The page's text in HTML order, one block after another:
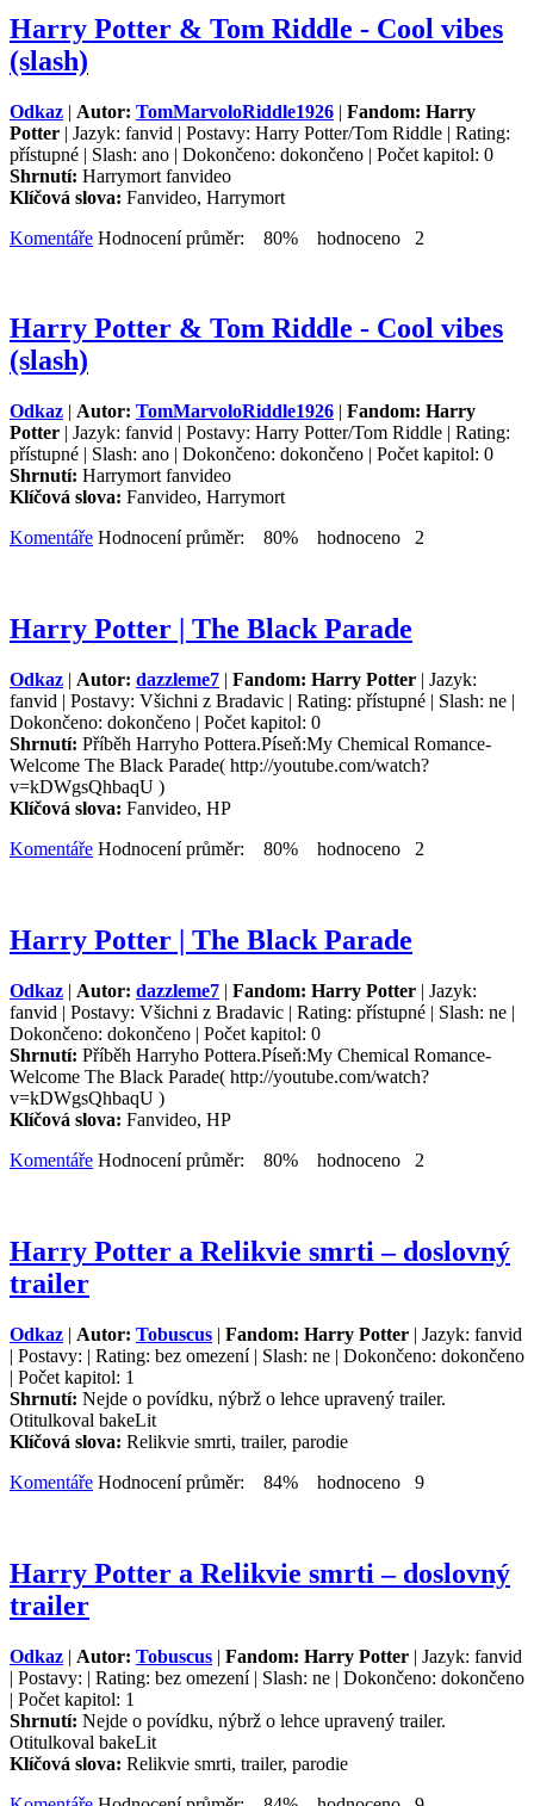
Harry Potter & Tom Riddle - Cool vibes
(slash)
Odkaz | Autor: TomMarvoloRiddle1926 | Fandom: Harry
Potter | Jazyk: fanvid | Postavy: Harry Potter/Tom Riddle | Rating:
přístupné | Slash: ano | Dokončeno: dokončeno | Počet kapitol: 0
Shrnutí: Harrymort fanvideo
Klíčová slova: Fanvideo, Harrymort
Komentáře Hodnocení průměr: 80% hodnoceno 2
Harry Potter & Tom Riddle - Cool vibes
(slash)
Odkaz | Autor: TomMarvoloRiddle1926 | Fandom: Harry
Potter | Jazyk: fanvid | Postavy: Harry Potter/Tom Riddle | Rating:
přístupné | Slash: ano | Dokončeno: dokončeno | Počet kapitol: 0
Shrnutí: Harrymort fanvideo
Klíčová slova: Fanvideo, Harrymort
Komentáře Hodnocení průměr: 80% hodnoceno 2
Harry Potter | The Black Parade
Odkaz | Autor: dazzleme7 | Fandom: Harry Potter | Jazyk:
fanvid | Postavy: Všichni z Bradavic | Rating: přístupné | Slash: ne |
Dokončeno: dokončeno | Počet kapitol: 0
Shrnutí: Příběh Harryho Pottera.Píseň:My Chemical Romance-
Welcome The Black Parade( http://youtube.com/watch?
v=kDWgsQhbaqU )
Klíčová slova: Fanvideo, HP
Komentáře Hodnocení průměr: 80% hodnoceno 2
Harry Potter | The Black Parade
Odkaz | Autor: dazzleme7 | Fandom: Harry Potter | Jazyk:
fanvid | Postavy: Všichni z Bradavic | Rating: přístupné | Slash: ne |
Dokončeno: dokončeno | Počet kapitol: 0
Shrnutí: Příběh Harryho Pottera.Píseň:My Chemical Romance-
Welcome The Black Parade( http://youtube.com/watch?
v=kDWgsQhbaqU )
Klíčová slova: Fanvideo, HP
Komentáře Hodnocení průměr: 80% hodnoceno 2
Harry Potter a Relikvie smrti – doslovný
trailer
Odkaz | Autor: Tobuscus | Fandom: Harry Potter | Jazyk: fanvid
| Postavy: | Rating: bez omezení | Slash: ne | Dokončeno: dokončeno
| Počet kapitol: 1
Shrnutí: Nejde o povídku, nýbrž o lehce upravený trailer.
Otitulkoval bakeLit
Klíčová slova: Relikvie smrti, trailer, parodie
Komentáře Hodnocení průměr: 84% hodnoceno 9
Harry Potter a Relikvie smrti – doslovný
trailer
Odkaz | Autor: Tobuscus | Fandom: Harry Potter | Jazyk: fanvid
| Postavy: | Rating: bez omezení | Slash: ne | Dokončeno: dokončeno
| Počet kapitol: 1
Shrnutí: Nejde o povídku, nýbrž o lehce upravený trailer.
Otitulkoval bakeLit
Klíčová slova: Relikvie smrti, trailer, parodie